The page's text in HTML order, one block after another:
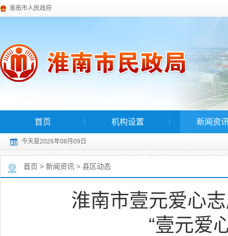
淮南市人民政府
首页 机构设置 新闻资
今天是2026年08月09日
首页 > 新闻资讯 > 县区动态
淮南市壹元爱心
“壹元爱